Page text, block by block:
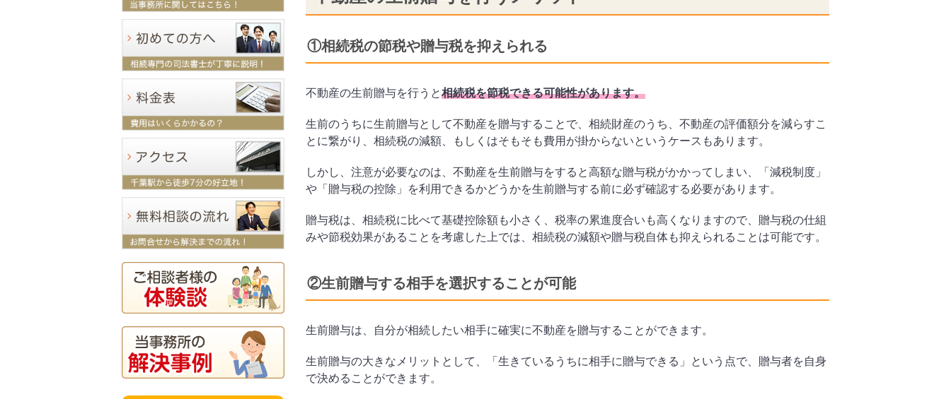
①相続税の節税や贈与税を抑えられる
不動産の生前贈与を行うと相続税を節税できる可能性があります。
生前のうちに生前贈与として不動産を贈与することで、相続財産のうち、不動産の評価額分を減らすこ
とに繋がり、 相続税の減額、もしくはそもそも費用が掛からないというケースもあります。
しかし、注意が必要なのは、不動産を生前贈与をすると高額な贈与税がかかってしまい、「減税制度」
や「贈与税の控除」を利用できるかどうかを生前贈与する前に必ず確認する必要があります。
贈与税は、相続税に比べて基礎控除額も小さく、税率の累進度合いも高くなりますので、贈与税の仕組
みや節税効果があることを考慮した上では、相続税の減額や贈与税自体も抑えられることは可能です。
②生前贈与する相手を選択することが可能
生前贈与は、自分が相続したい相手に確実に不動産を贈与することができます。
生前贈与の大きなメリットとして、「生きているうちに相手に贈与できる」という点で、贈与者を自身
で決めることができます。